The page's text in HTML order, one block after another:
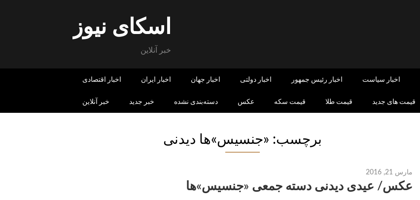
اسکای نیوز
خبر آنلاین
اخبار اقتصادی اخبار ایران اخبار جهان اخبار دولتی اخبار رئیس جمهور اخبار سیاست
خبر آنلاین خبر جدید دسته‌بندی نشده عکس قیمت سکه قیمت طلا قیمت های جدید
برچسب: «جنسیس‌»ها دیدنی
مارس 21, 2016
عکس/ عیدی دیدنی دسته جمعی «جنسیس‌»ها